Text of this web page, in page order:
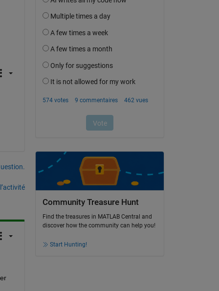
Community Treasure Hunt
Find the treasures in MATLAB Central and
discover how the community can help you!
Start Hunting!